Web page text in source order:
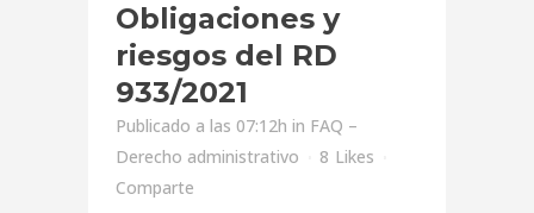
Obligaciones y
riesgos del RD
933/2021
Publicado a las 07:12h in FAQ –
Derecho administrativo
8 Likes
Comparte